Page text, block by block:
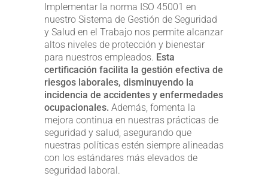
Implementar la norma ISO 45001 en
nuestro Sistema de Gestión de Seguridad
y Salud en el Trabajo nos permite alcanzar
altos niveles de protección y bienestar
para nuestros empleados. Esta
certificación facilita la gestión efectiva de
riesgos laborales, disminuyendo la
incidencia de accidentes y enfermedades
ocupacionales. Además, fomenta la
mejora continua en nuestras prácticas de
seguridad y salud, asegurando que
nuestras políticas estén siempre alineadas
con los estándares más elevados de
seguridad laboral.